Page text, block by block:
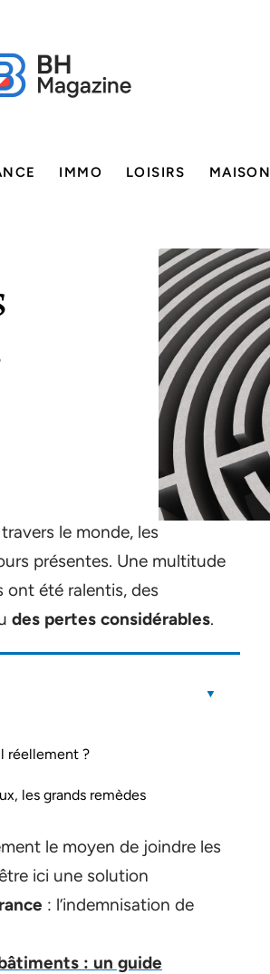
IMMO LOISIRS MAISON
le monde, les
présentes. Une multitude
ont été ralentis, des
des pertes considérables.
réellement ?
les grands remèdes
le moyen de joindre les
ici une solution
: l’indemnisation de
: un guide